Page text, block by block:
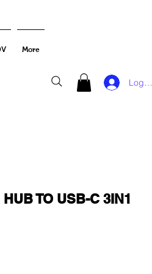
More
Log In
TO USB-C 3IN1